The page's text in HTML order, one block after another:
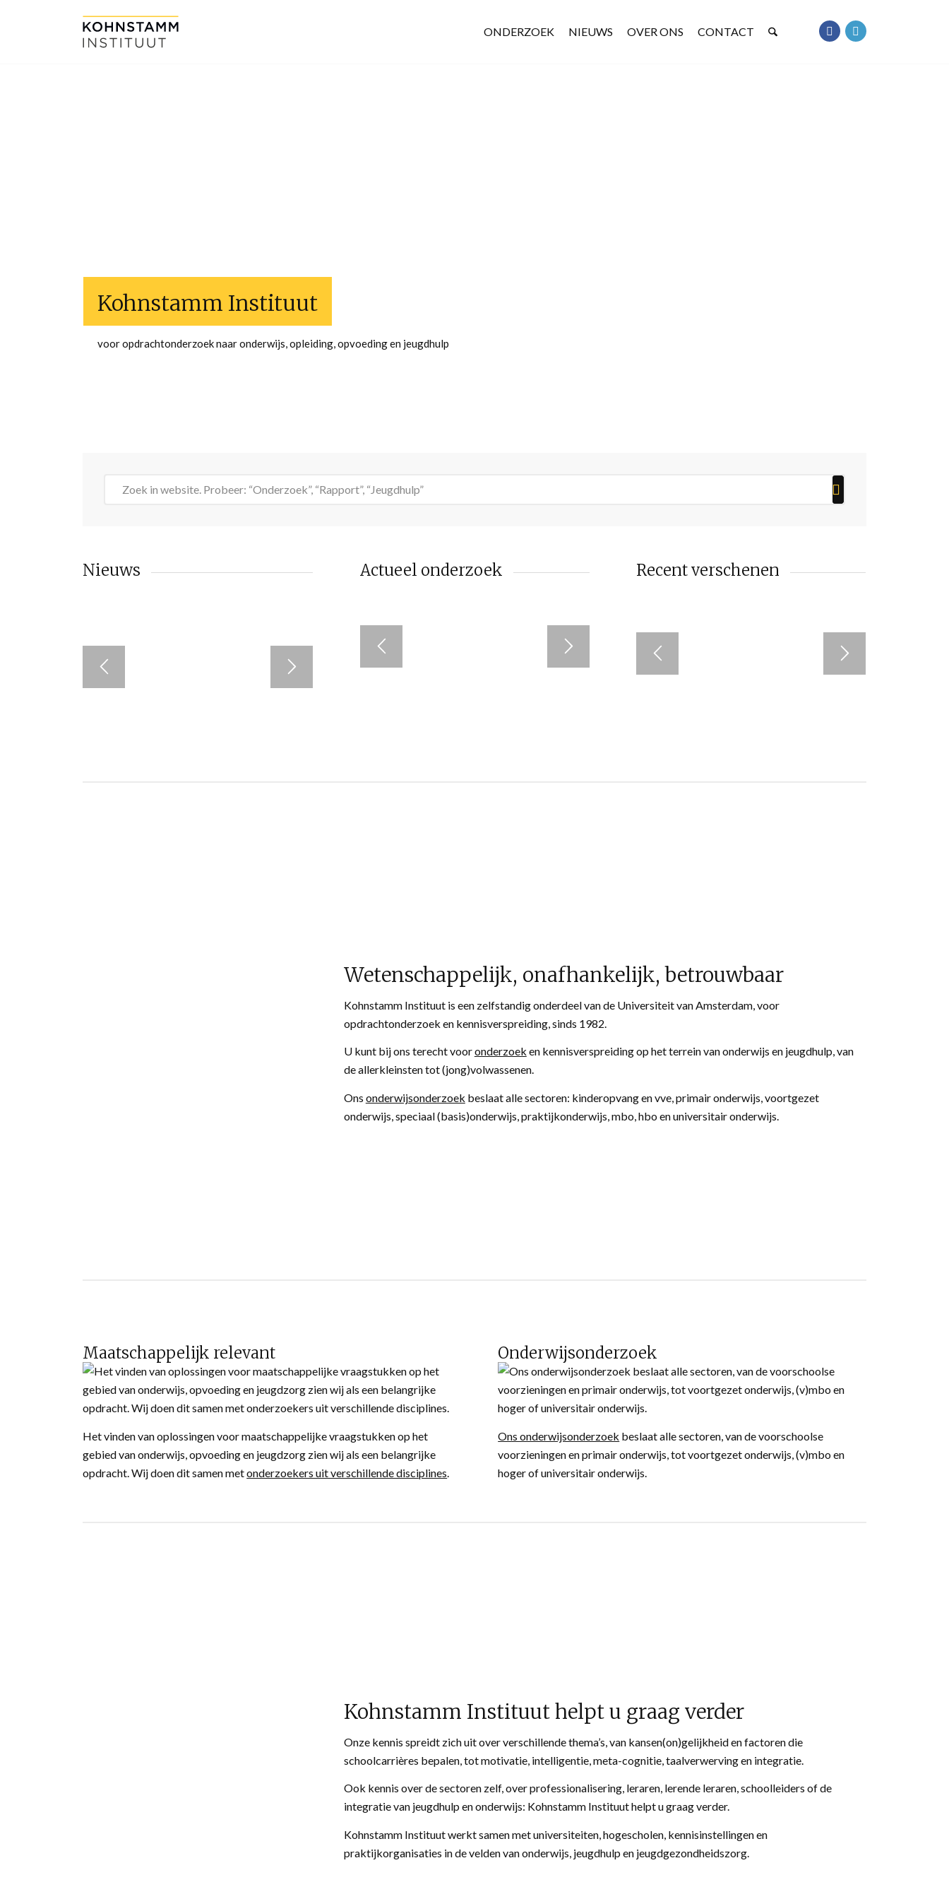
ONDERZOEK NIEUWS OVER ONS CONTACT
Kohnstamm Instituut
voor opdrachtonderzoek naar onderwijs, opleiding, opvoeding en jeugdhulp
Nieuws Actueel onderzoek Recent verschenen
Wetenschappelijk, onafhankelijk, betrouwbaar
Kohnstamm Instituut is een zelfstandig onderdeel van de Universiteit van Amsterdam, voor
opdrachtonderzoek en kennisverspreiding, sinds 1982.
U kunt bij ons terecht vooronderzoek en kennisverspreiding op het terrein van onderwijs en jeugdhulp, van
de allerkleinsten tot (jong)volwassenen.
Ons onderwijsonderzoek beslaat alle sectoren: kinderopvang en vve, primair onderwijs, voortgezet
onderwijs, speciaal (basis)onderwijs, praktijkonderwijs, mbo, hbo en universitair onderwijs.
Maatschappelijk relevant
Het vinden van oplossingen voor maatschappelijke vraagstukken op het
gebied van onderwijs, opvoeding en jeugdzorg zien wij als een belangrijke
opdracht. Wij doen dit samen metonderzoekers uit verschillende disciplines
Onderwijsonderzoek
Ons onderwijsonderzoek beslaat alle sectoren, van de voorschoolse
voorzieningen en primair onderwijs, tot voortgezet onderwijs, (v)mbo en
hoger of universitair onderwijs.
Kohnstamm Instituut helpt u graag verder
Onze kennis spreidt zich uit over verschillende thema’s, van kansen(on)gelijkheid en factoren die
schoolcarrières bepalen, tot motivatie, intelligentie, meta-cognitie, taalverwerving en integratie.
Ook kennis over de sectoren zelf, over professionalisering, leraren, lerende leraren, schoolleiders of de
integratie van jeugdhulp en onderwijs: Kohnstamm Instituut helpt u graag verder.
Kohnstamm Instituut werkt samen met universiteiten, hogescholen, kennisinstellingen en
praktijkorganisaties in de velden van onderwijs, jeugdhulp en jeugdgezondheidszorg.